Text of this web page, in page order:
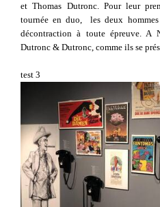
et Thomas Dutronc. Pour leur
tournée en duo, les deux
décontraction à toute épreuve. A
Dutronc & Dutronc, comme ils se
test 3